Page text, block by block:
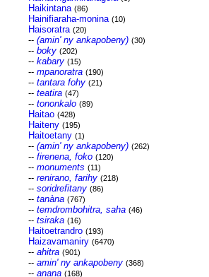
Haikintana (86)
Hainifiaraha-monina (10)
Haisoratra (20)
-- (amin' ny ankapobeny) (30)
-- boky (202)
-- kabary (15)
-- mpanoratra (190)
-- tantara fohy (21)
-- teatira (47)
-- tononkalo (89)
Haitao (428)
Haiteny (195)
Haitoetany (1)
-- (amin' ny ankapobeny) (262)
-- firenena, foko (120)
-- monuments (11)
-- renirano, farihy (218)
-- soridrefitany (86)
-- tanàna (767)
-- temdrombohitra, saha (46)
-- tsiraka (16)
Haitoetrandro (193)
Haizavamaniry (6470)
-- ahitra (901)
-- amin' ny ankapobeny (368)
-- anana (168)